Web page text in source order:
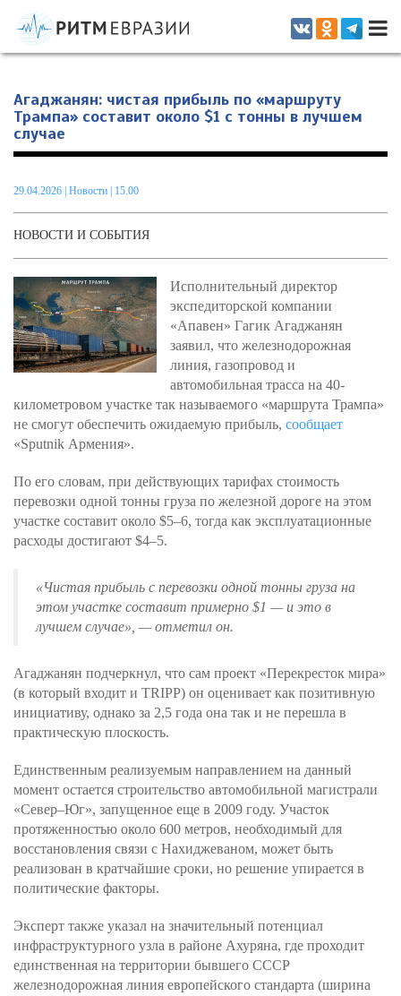
Информационно-аналитическое издание, посвященное актуальным
проблемам интеграции на постсоветском пространстве
Агаджанян: чистая прибыль по «маршруту
Трампа» составит около $1 с тонны в лучшем
случае
29.04.2026 Новости | 15.00
НОВОСТИ И СОБЫТИЯ
Исполнительный директор
экспедиторской компании
«Апавен» Гагик Агаджанян
заявил, что железнодорожная
линия, газопровод и
автомобильная трасса на 40-
километровом участке так называемого «маршрута Трампа»
не смогут обеспечить ожидаемую прибыль, сообщает
«Sputnik Армения».
По его словам, при действующих тарифах стоимость
перевозки одной тонны груза по железной дороге на этом
участке составит около $5–6, тогда как эксплуатационные
расходы достигают $4–5.
«Чистая прибыль с перевозки одной тонны груза на
этом участке составит примерно $1 — и это в
лучшем случае» , — отметил он.
Агаджанян подчеркнул, что сам проект «Перекресток мира»
(в который входит и TRIPP) он оценивает как позитивную
инициативу, однако за 2,5 года она так и не перешла в
практическую плоскость.
Единственным реализуемым направлением на данный
момент остается строительство автомобильной магистрали
«Север–Юг», запущенное еще в 2009 году. Участок
протяженностью около 600 метров, необходимый для
восстановления связи с Нахиджеваном, может быть
реализован в кратчайшие сроки, но решение упирается в
политические факторы.
Эксперт также указал на значительный потенциал
инфраструктурного узла в районе Ахуряна, где проходит
единственная на территории бывшего СССР
железнодорожная линия европейского стандарта (ширина